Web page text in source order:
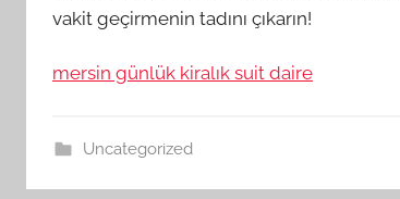
vakit geçirmenin tadını çıkarın!
mersin günlük kiralık suit daire
Uncategorized